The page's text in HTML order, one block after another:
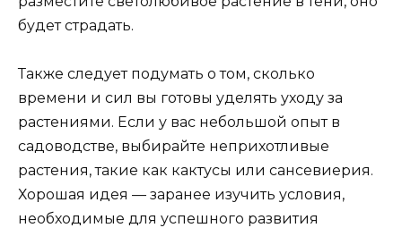
будет страдать.
Также следует подумать о том, сколько
времени и сил вы готовы уделять уходу за
растениями. Если у вас небольшой опыт в
садоводстве, выбирайте неприхотливые
растения, такие как кактусы или сансевиерия.
Хорошая идея — заранее изучить условия,
необходимые для успешного развития